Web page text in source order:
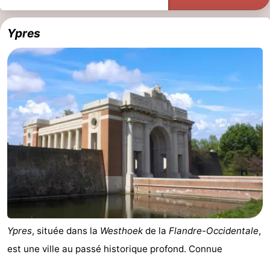
-
Stationnement
-
du
littoral
Adresses
Médicales
Région
Zeeuws-
Vlaanderen
Nieuwvliet
Sluis
-
Cadzand
-
Ypres
Ypres, située dans la Westhoek de la Flandre-Occidentale,
est une ville au passé historique profond. Connue